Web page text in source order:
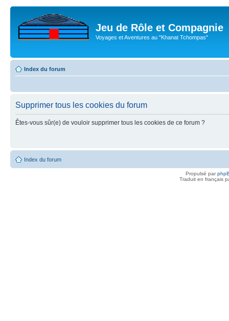
Jeu de Rôle et Compagnie
Voyages et Aventures au "Khanat Tchompas"
Index du forum
Supprimer tous les cookies du forum
Êtes-vous sûr(e) de vouloir supprimer tous les cookies de ce forum ?
Index du forum
Propulsé par
Traduit en français